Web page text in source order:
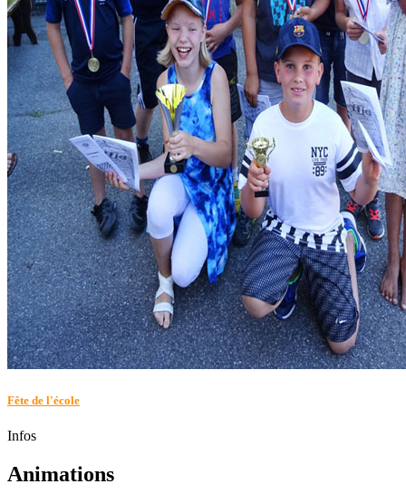
Fête de l'école
Infos
Animations